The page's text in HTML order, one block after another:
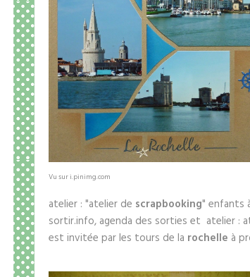
Vu sur i.pinimg.com
atelier : "atelier de scrapbooking" enfants
sortir.info, agenda des sorties et atelier :
est invitée par les tours de la rochelle à